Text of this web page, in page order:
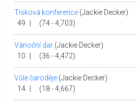
Tisková konference (Jackie Decker)
49
(74 - 4,703)
Vánoční dar (Jackie Decker)
10
(36 - 4,472)
Vůle čaroděje (Jackie Decker)
14
(18 - 4,667)